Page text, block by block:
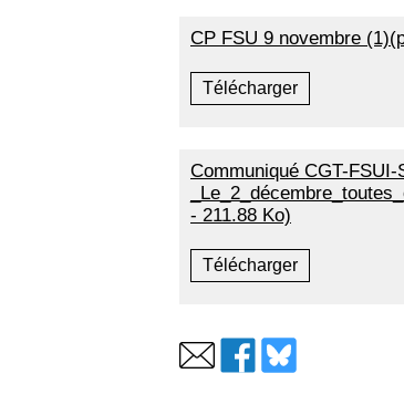
CP FSU 9 novembre
Télécharger
Communiqué CGT-FSUI-
- 211.88 Ko)
Télécharger